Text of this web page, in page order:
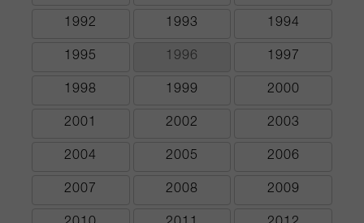
1992 1993 1994
1995 1996 1997
1998 1999 2000
2001 2002 2003
2004 2005 2006
2007 2008 2009